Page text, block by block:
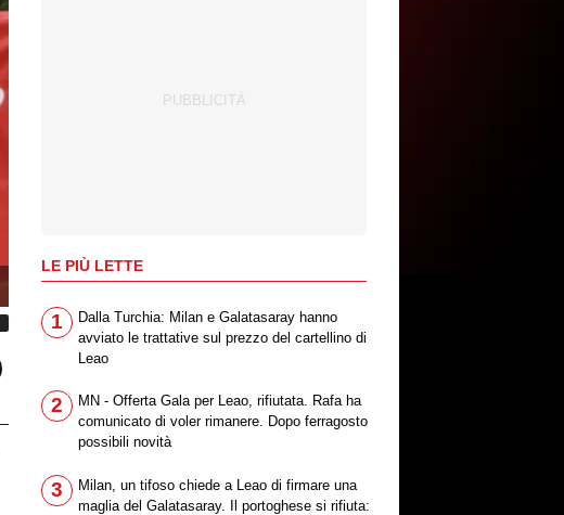
LE PIÙ LETTE
1
Dalla Turchia: Milan e Galatasaray hanno
avviato le trattative sul prezzo del cartellino di
Leao
2
MN - Offerta Gala per Leao, rifiutata. Rafa ha
comunicato di voler rimanere. Dopo ferragosto
possibili novità
3
Milan, un tifoso chiede a Leao di firmare una
maglia del Galatasaray. Il portoghese si rifiuta: